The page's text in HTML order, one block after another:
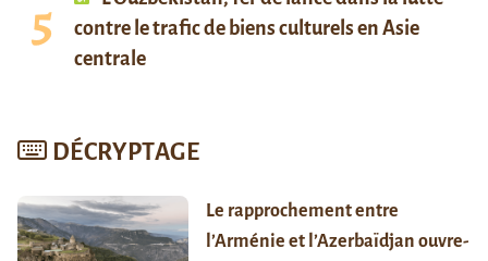
contre le trafic de biens culturels en Asie
centrale
DÉCRYPTAGE
Le rapprochement entre
l’Arménie et l’Azerbaïdjan ouvre-